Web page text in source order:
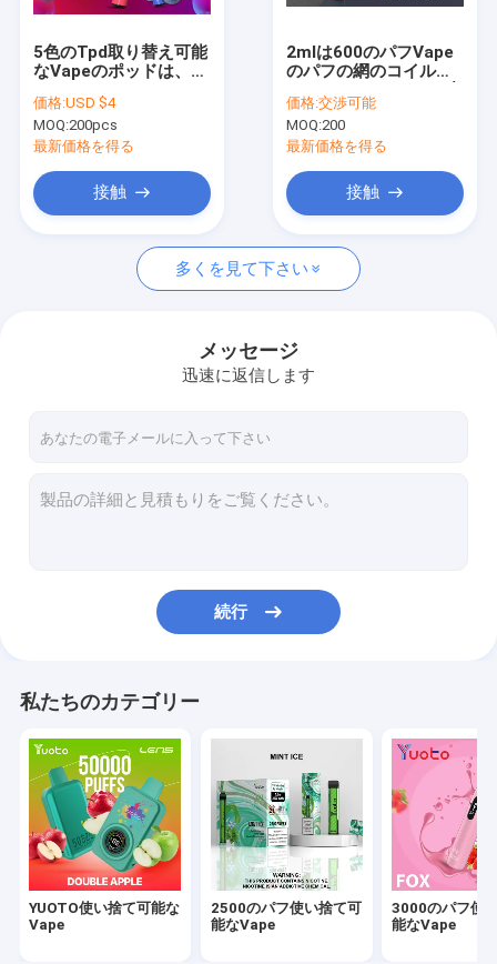
YUOTO使い捨て可能なVape
2500のパフ使い捨て可能なVape
3000のパフ使い捨て可能なVape
4000のパフ使い捨て可能なVape
3500のパフ使い捨て可能なVape
800のパフVape
5色のTpd取り替え可能
なVapeのポッドは、
ッジMod装置を住んで
いる
価格:USD $4
MOQ:200pcs
最新価格を得る
接触
2mlは600のパフVape
のパフの網のコイルの
さい棒を煙らす
価格:交渉可能
MOQ:200
最新価格を得る
接触
多くを見て下さい
メッセージ
迅速に返信します
続行
私たちのカテゴリー
YUOTO使い捨て可能な
Vape
2500のパフ使い捨て可
能なVape
3000のパフ使
能なVape